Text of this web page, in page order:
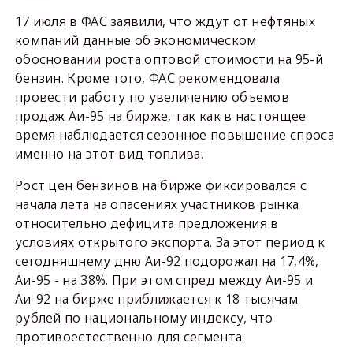
17 июля в ФАС заявили, что ждут от нефтяных
компаний данные об экономическом
обосновании роста оптовой стоимости на 95-й
бензин. Кроме того, ФАС рекомендовала
провести работу по увеличению объемов
продаж Аи-95 на бирже, так как в настоящее
время наблюдается сезонное повышение спроса
именно на этот вид топлива.
Рост цен бензинов на бирже фиксировался с
начала лета на опасениях участников рынка
относительно дефицита предложения в
условиях открытого экспорта. За этот период к
сегодняшнему дню Аи-92 подорожал на 17,4%,
Аи-95 - на 38%. При этом спред между Аи-95 и
Аи-92 на бирже приближается к 18 тысячам
рублей по национальному индексу, что
противоестественно для сегмента.